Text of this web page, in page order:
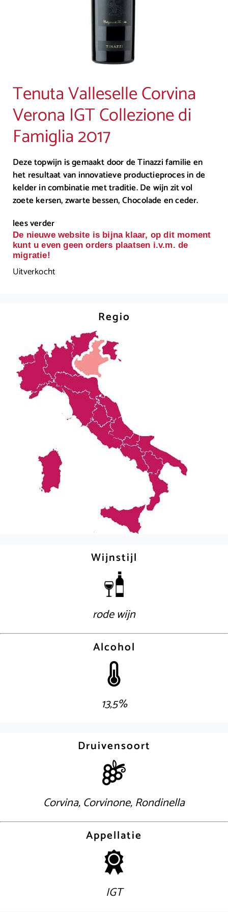
Tenuta Valleselle Corvina
Verona IGT Collezione di
Famiglia 2017
Deze topwijn is gemaakt door de Tinazzi familie en
het resultaat van innovatieve productieproces in de
kelder in combinatie met traditie. De wijn zit vol
zoete kersen, zwarte bessen, Chocolade en ceder.
lees verder
De nieuwe website is bijna klaar, op dit moment
kunt u even geen orders plaatsen i.v.m. de
migratie!
Uitverkocht
Regio
Wijnstijl
rode wijn
Alcohol
13,5%
Druivensoort
Corvina, Corvinone, Rondinella
Appellatie
IGT